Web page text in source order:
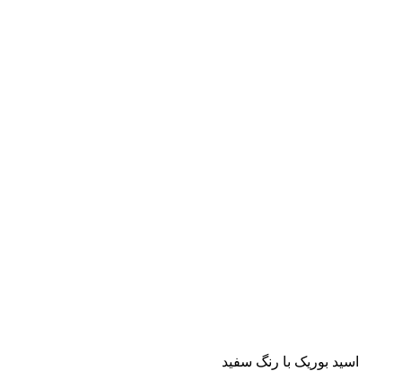
اسید بوریک با رنگ سفید